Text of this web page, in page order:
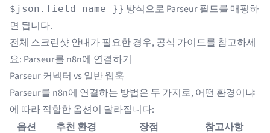
$json.field_name }} 방식으로 Parseur 필드를 매핑하
면 됩니다.
전체 스크린샷 안내가 필요한 경우, 공식 가이드를 참고하세
요: Parseur를 n8n에 연결하기
Parseur 커넥터 vs 일반 웹훅
Parseur를 n8n에 연결하는 방법은 두 가지로, 어떤 환경이냐
에 따라 적합한 옵션이 달라집니다:
옵션
추천 환경 장점
참고사항